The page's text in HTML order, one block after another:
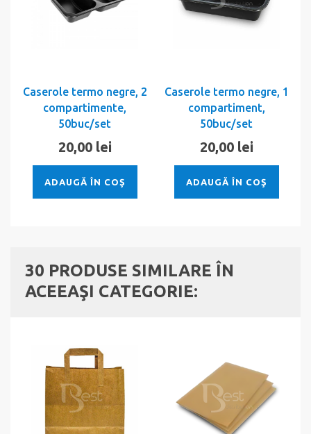
Caserole termo negre, 2
compartimente,
50buc/set
20,00 lei
ADAUGĂ ÎN COŞ
Caserole termo negre, 1
compartiment,
50buc/set
20,00 lei
ADAUGĂ ÎN COŞ
30 PRODUSE SIMILARE ÎN
ACEEAŞI CATEGORIE: